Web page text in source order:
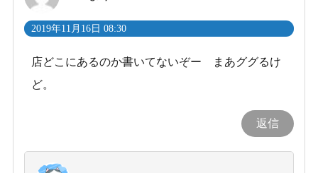
2019年11月16日 08:30
店どこにあるのか書いてないぞー まあググるけ
ど。
返信